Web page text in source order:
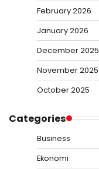
February 2026
January 2026
December 2025
November 2025
October 2025
Categories
Business
Ekonomi